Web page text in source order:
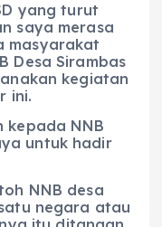
yang turut
saya merasa
masyarakat
Desa Sirambas
kegiatan
ini.
kepada NNB
untuk hadir
NNB desa
negara atau